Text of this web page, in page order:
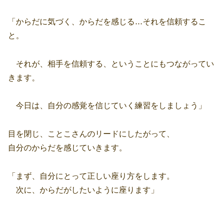
「からだに気づく、からだを感じる…それを信頼するこ
と。
それが、相手を信頼する、ということにもつながってい
きます。
今日は、自分の感覚を信じていく練習をしましょう」
目を閉じ、ことこさんのリードにしたがって、
自分のからだを感じていきます。
「まず、自分にとって正しい座り方をします。
次に、からだがしたいように座ります」